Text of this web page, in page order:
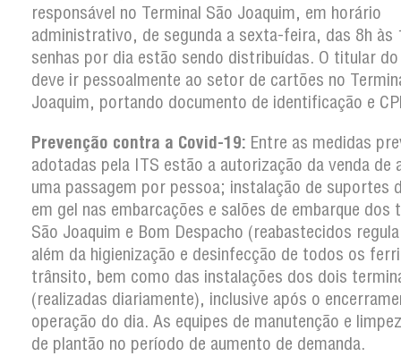
responsável no Terminal São Joaquim, em horário
administrativo, de segunda a sexta-feira, das 8h às
senhas por dia estão sendo distribuídas. O titular
deve ir pessoalmente ao setor de cartões no
Joaquim, portando documento de identificação e
Prevenção contra a Covid-19: Entre as medidas
adotadas pela ITS estão a autorização da venda de
uma passagem por pessoa; instalação de suportes
em gel nas embarcações e salões de embarque dos
São Joaquim e Bom Despacho (reabastecidos
além da higienização e desinfecção de todos os
trânsito, bem como das instalações dos dois
(realizadas diariamente), inclusive após o
operação do dia. As equipes de manutenção e
de plantão no período de aumento de demanda.